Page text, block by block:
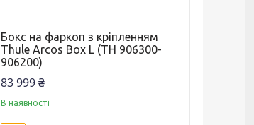
Бокс на фаркоп з кріпленням
Thule Arcos Box L (TH 906300-
906200)
83 999 ₴
В наявності